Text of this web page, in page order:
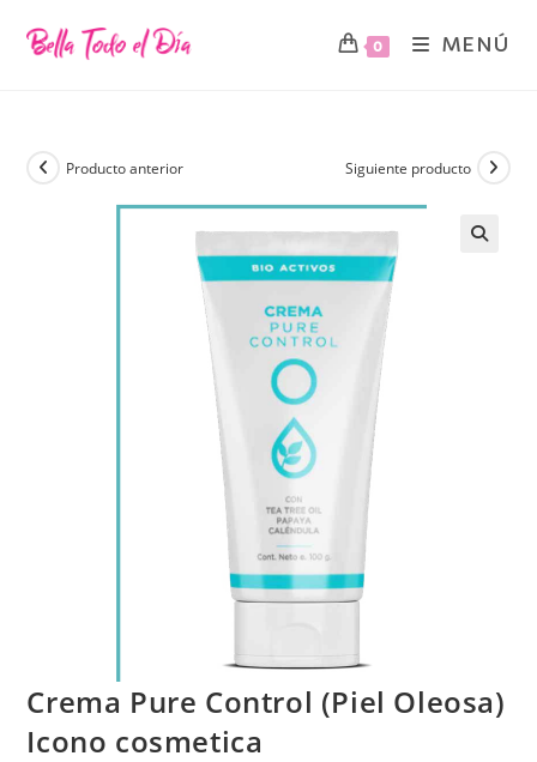
0 MENÚ
Producto anterior Siguiente producto
Crema Pure Control (Piel Oleosa)
Icono cosmetica